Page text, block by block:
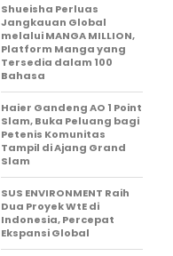
Shueisha Perluas
Jangkauan Global
melalui MANGA MILLION,
Platform Manga yang
Tersedia dalam 100
Bahasa
Haier Gandeng AO 1 Point
Slam, Buka Peluang bagi
Petenis Komunitas
Tampil di Ajang Grand
Slam
SUS ENVIRONMENT Raih
Dua Proyek WtE di
Indonesia, Percepat
Ekspansi Global